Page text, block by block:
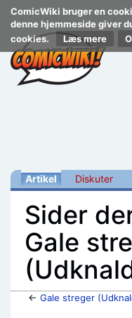
ComicWiki bruger en
denne hjemmeside giver
cookies.
Læs mere
Artikel Diskuter
Sider
Gale
← Gale streger